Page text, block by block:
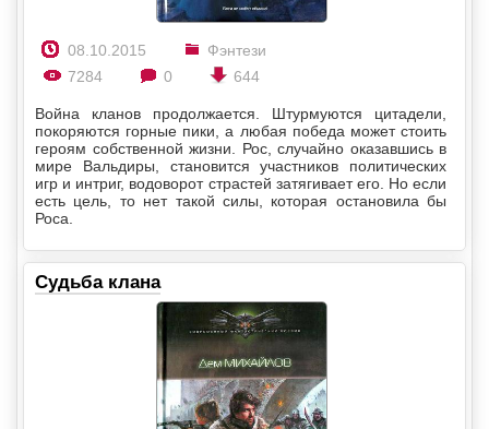
08.10.2015
Фэнтези
7284
0 644
Война кланов продолжается. Штурмуются цитадели,
покоряются горные пики, а любая победа может стоить
героям собственной жизни. Рос, случайно оказавшись в
мире Вальдиры, становится участников политических
игр и интриг, водоворот страстей затягивает его. Но если
есть цель, то нет такой силы, которая остановила бы
Роса.
Судьба клана